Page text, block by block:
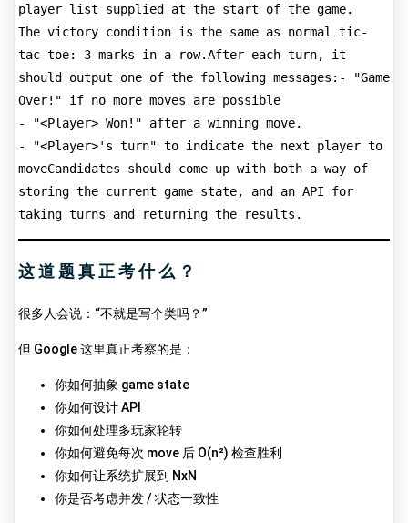
player list supplied at the start of the game.
The victory condition is the same as normal tic-
tac-toe: 3 marks in a row.After each turn, it
should output one of the following messages:- "Game
Over!" if no more moves are possible
- "<Player> Won!" after a winning move.
- "<Player>'s turn" to indicate the next player to
moveCandidates should come up with both a way of
storing the current game state, and an API for
taking turns and returning the results.
这道题真正考什么？
很多人会说：“不就是写个类吗？”
但 Google 这里真正考察的是：
你如何抽象 game state
你如何设计 API
你如何处理多玩家轮转
你如何避免每次 move 后 O(n²) 检查胜利
你如何让系统扩展到 NxN
你是否考虑并发 / 状态一致性